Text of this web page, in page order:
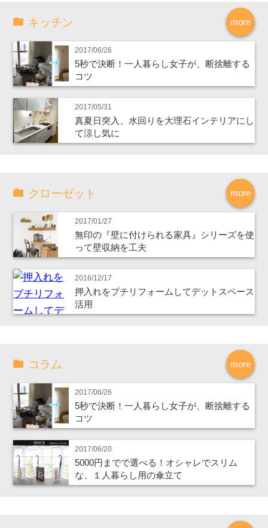
more
キッチン
2017/06/26
5秒で決断！一人暮らし女子が、断捨離する
コツ
2017/05/31
真夏日突入、水回りを大理石インテリアにし
て涼し気に
more
クローゼット
2017/01/27
無印の『壁に付けられる家具』シリーズを使
って壁収納を工夫
2016/12/17
押入れをプチリフォームしてデットスペース
活用
more
コラム
2017/06/26
5秒で決断！一人暮らし女子が、断捨離する
コツ
2017/06/20
5000円までで選べる！オシャレでスリム
な、１人暮らし用の傘立て